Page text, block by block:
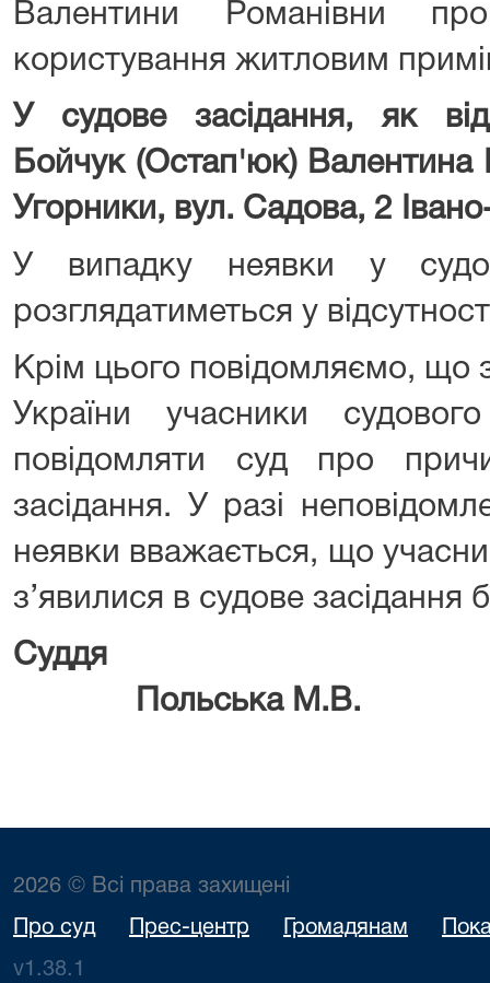
Валентини Романівни
користування житловим
У судове засідання, як
Бойчук (Остап'юк) Валентина
Угорники, вул. Садова, 2
У випадку неявки у
розглядатиметься у
Крім цього повідомляємо, що
України учасники
повідомляти суд про
засідання. У разі
неявки вважається, що
з’явилися в судове
Польська М.В.
2026 © Всі права захищені
Про суд Прес-центр Громадянам
v1.38.1